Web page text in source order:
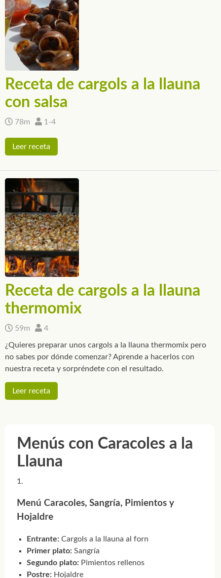
Receta de cargols a la llauna
con salsa
78m 1-4
Leer receta
Receta de cargols a la llauna
thermomix
59m 4
¿Quieres preparar unos cargols a la llauna thermomix pero
no sabes por dónde comenzar? Aprende a hacerlos con
nuestra receta y sorpréndete con el resultado.
Leer receta
Menús con Caracoles a la
Llauna
Menú Caracoles, Sangría, Pimientos y
Hojaldre
Entrante: Cargols a la llauna al forn
Primer plato: Sangría
Segundo plato: Pimientos rellenos
Postre: Hojaldre